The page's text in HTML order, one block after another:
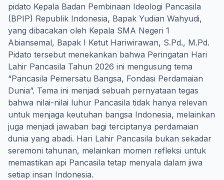
pidato Kepala Badan Pembinaan Ideologi Pancasila
(BPIP) Republik Indonesia, Bapak Yudian Wahyudi,
yang dibacakan oleh Kepala SMA Negeri 1
Abiansemal, Bapak I Ketut Hariwirawan, S.Pd., M.Pd.
Pidato tersebut menekankan bahwa Peringatan Hari
Lahir Pancasila Tahun 2026 ini mengusung tema
“Pancasila Pemersatu Bangsa, Fondasi Perdamaian
Dunia”. Tema ini menjadi sebuah pernyataan tegas
bahwa nilai-nilai luhur Pancasila tidak hanya relevan
untuk menjaga keutuhan bangsa Indonesia, melainkan
juga menjadi jawaban bagi terciptanya perdamaian
dunia yang abadi. Hari Lahir Pancasila bukan sekadar
seremoni tahunan, melainkan momen refleksi untuk
memastikan api Pancasila tetap menyala dalam jiwa
setiap insan Indonesia.